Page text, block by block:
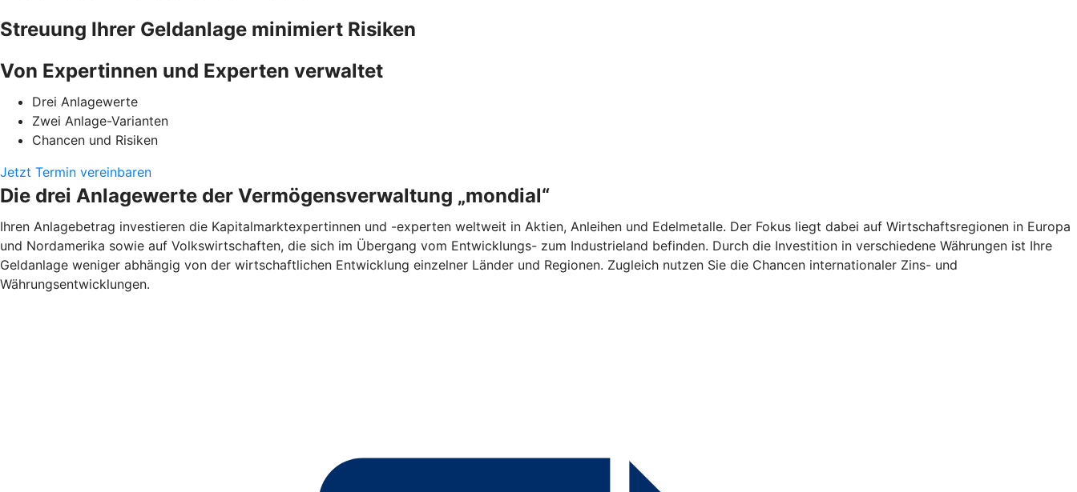
Streuung Ihrer Geldanlage minimiert Risiken
Von Expertinnen und Experten verwaltet
Drei Anlagewerte
Zwei Anlage-Varianten
Chancen und Risiken
Jetzt Termin vereinbaren
Die drei Anlagewerte der Vermögensverwaltung „mondial“
Ihren Anlagebetrag investieren die Kapitalmarktexpertinnen und -experten weltweit in Aktien, Anleihen und Edelmetalle. Der Fokus liegt dabei auf Wirtschaftsregionen in Europa
und Nordamerika sowie auf Volkswirtschaften, die sich im Übergang vom Entwicklungs- zum Industrieland befinden. Durch die Investition in verschiedene Währungen ist Ihre
Geldanlage weniger abhängig von der wirtschaftlichen Entwicklung einzelner Länder und Regionen. Zugleich nutzen Sie die Chancen internationaler Zins- und
Währungsentwicklungen.